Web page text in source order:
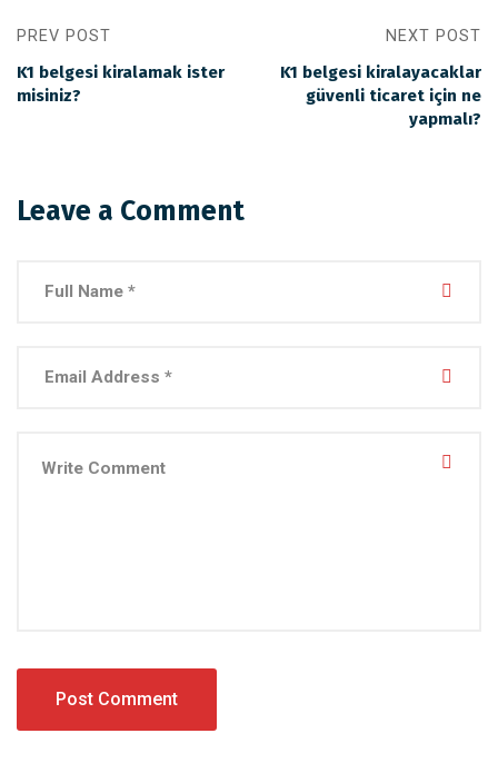
PREV POST
K1 belgesi kiralamak ister
misiniz?
NEXT POST
K1 belgesi kiralayacaklar
güvenli ticaret için ne
yapmalı?
Leave a Comment